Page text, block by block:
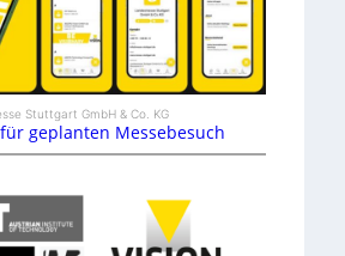
Stuttgart GmbH & Co. KG
geplanten Messebesuch